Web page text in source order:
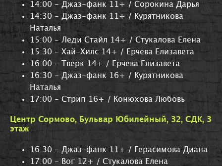
14:00 - Джаз-фанк 11+ / Сорокина Дарья
14:30 - Джаз-фанк 11+ / Курятникова
Наталья
15:00 - Леди Стайл 14+ / Стукалова Елена
15:30 - Хай-Хилс 14+ / Ерчева Елизавета
16:00 - Тверк 14+ / Ерчева Елизавета
16:30 - Джаз-фанк 16+ / Курятникова
Наталья
17:00 - Стрип 16+ / Конюхова Любовь
Центр Сормово, Бульвар Юбилейный, 32, СДК, 3
этаж
16:30 - Джаз-фанк 11+ / Герасимова Диана
17:00 - Вог 12+ / Стукалова Елена